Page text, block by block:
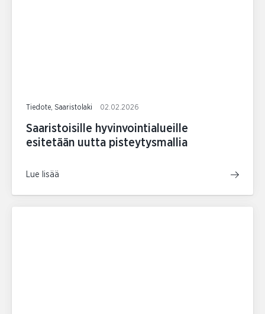
Tiedote, Saaristolaki 02.02.2026
Saaristoisille hyvinvointialueille
esitetään uutta pisteytysmallia
Lue lisää